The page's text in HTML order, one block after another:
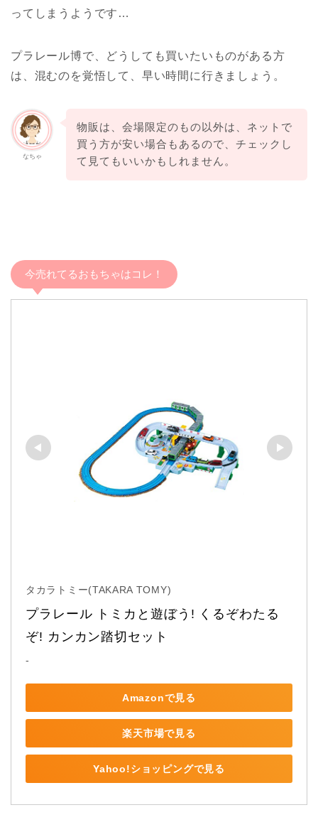
ってしまうようです…
プラレール博で、どうしても買いたいものがある方
は、混むのを覚悟して、早い時間に行きましょう。
なちゃ
物販は、会場限定のもの以外は、ネットで
買う方が安い場合もあるので、チェックし
て見てもいいかもしれません。
今売れてるおもちゃはコレ！
タカラトミー(TAKARA TOMY)
プラレール トミカと遊ぼう! くるぞわたる
ぞ! カンカン踏切セット
-
Amazonで見る
楽天市場で見る
Yahoo!ショッピングで見る